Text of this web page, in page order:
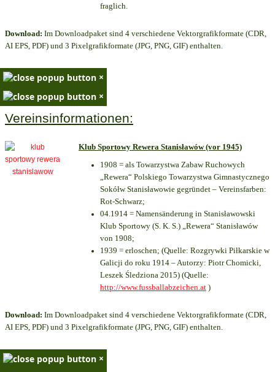
fraglich.
Download: Im Downloadpaket sind 4 verschiedene Vektorgrafikformate (CDR,
AI EPS, PDF) und 3 Pixelgrafikformate (JPG, PNG, GIF) enthalten.
×
×
Vereinsinformationen:
Klub Sportowy Rewera Stanisławów (vor 1945)
1908 = als Towarzystwa Zabaw Ruchowych
„Rewera“ Polskiego Towarzystwa Gimnastycznego
Sokółw Stanisławowie gegründet – Vereinsfarben:
Rot-Schwarz;
04.1914 = Namensänderung in Stanisławowski
Klub Sportowy (S. K. S.) „Rewera“ Stanisławów
von 1908;
1939 = erloschen; (Quelle: Rozgrywki Piłkarskie w
Galicji do roku 1914 – Autorzy: Piotr Chomicki,
Leszek Śledziona 2015) (Quelle:
http://www.fussballabzeichen.at )
Download: Im Downloadpaket sind 4 verschiedene Vektorgrafikformate (CDR,
AI EPS, PDF) und 3 Pixelgrafikformate (JPG, PNG, GIF) enthalten.
×